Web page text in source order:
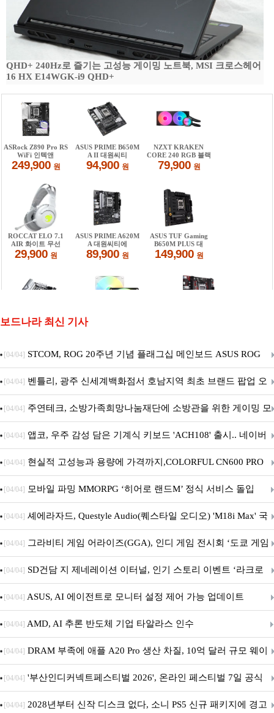
QHD+ 240Hz로 즐기는 고성능 게이밍 노트북, MSI 크로스헤어
16 HX E14WGK-i9 QHD+
보드나라 최신 기사
[04/04] STCOM, ROG 20주년 기념 플래그십 메인보드 ASUS ROG
Crosshair X870E EDITION 20 국내 출시 예정
[04/04] 벤틀리, 광주 신세계백화점서 호남지역 최초 브랜드 팝업 오
픈
[04/04] 주연테크, 소방가족희망나눔재단에 소방관을 위한 게이밍 모
니터·스마트 펫 침대 기부
[04/04] 앱코, 우주 감성 담은 기계식 키보드 'ACH108' 출시.. 네이버
브랜드데이 기획전 진행
[04/04] 현실적 고성능과 용량에 가격까지,COLORFUL CN600 PRO
M.2 NVMe 디앤디컴 1TB
[04/04] 모바일 파밍 MMORPG ‘히어로 랜드M’ 정식 서비스 돌입
[04/04] 셰에라자드, Questyle Audio(퀘스타일 오디오) 'M18i Max' 국
내 정식 출시
[04/04] 그라비티 게임 어라이즈(GGA), 인디 게임 전시회 ‘도쿄 게임
던전 13’ 참가!
[04/04] SD건담 지 제네레이션 이터널, 인기 스토리 이벤트 ‘라크로
아의 용사’ 재개최 및 풍성한 기념 이벤트 실시!
[04/04] ASUS, AI 에이전트로 모니터 설정 제어 가능 업데이트
[04/04] AMD, AI 추론 반도체 기업 타알라스 인수
[04/04] DRAM 부족에 애플 A20 Pro 생산 차질, 10억 달러 규모 웨이
퍼 대기
[04/04] '부산인디커넥트페스티벌 2026', 온라인 페스티벌 7일 공식
개막... 22일간 진행
[04/04] 2028년부터 신작 디스크 없다, 소니 PS5 신규 패키지에 경고